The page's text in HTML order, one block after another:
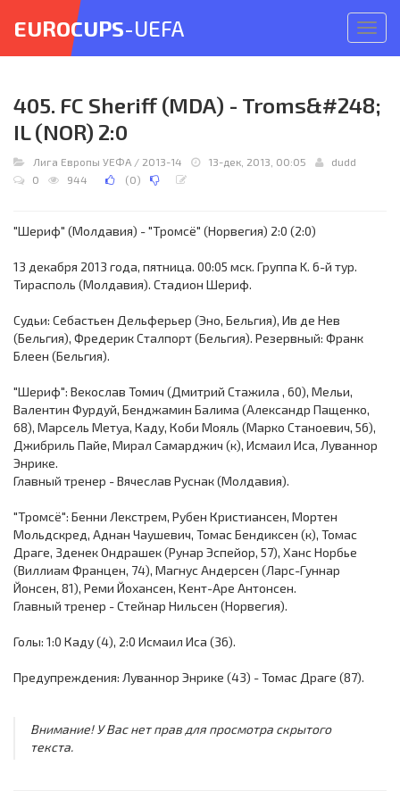
меню
EUROCUPS-UEFA
405. FC Sheriff (MDA) - Troms&#248;
IL (NOR) 2:0
Лига Европы УЕФА / 2013-14 13-дек, 2013, 00:05
dudd
0
944 (0)
"Шериф" (Молдавия) - "Тромсё" (Норвегия) 2:0 (2:0)
13 декабря 2013 года, пятница. 00:05 мск. Группа K. 6-й тур.
Тирасполь (Молдавия). Стадион Шериф.
Судьи: Себастьен Дельферьер (Эно, Бельгия), Ив де Нев
(Бельгия), Фредерик Сталпорт (Бельгия). Резервный: Франк
Блеен (Бельгия).
"Шериф": Векослав Томич (Дмитрий Стажила , 60), Мельи,
Валентин Фурдуй, Бенджамин Балима (Александр Пащенко,
68), Марсель Метуа, Каду, Коби Мояль (Марко Станоевич, 56),
Джибриль Пайе, Мирал Самарджич (к), Исмаил Иса, Луваннор
Энрике.
Главный тренер - Вячеслав Руснак (Молдавия).
"Тромсё": Бенни Лекстрем, Рубен Кристиансен, Мортен
Мольдскред, Аднан Чаушевич, Томас Бендиксен (к), Томас
Драге, Зденек Ондрашек (Рунар Эспейор, 57), Ханс Норбье
(Виллиам Францен, 74), Магнус Андерсен (Ларс-Гуннар
Йонсен, 81), Реми Йохансен, Кент-Аре Антонсен.
Главный тренер - Стейнар Нильсен (Норвегия).
Голы: 1:0 Каду (4), 2:0 Исмаил Иса (36).
Предупреждения: Луваннор Энрике (43) - Томас Драге (87).
Внимание! У Вас нет прав для просмотра скрытого
текста.